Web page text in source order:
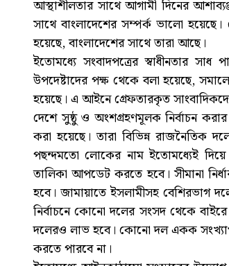
আস্থাশীলতার সাথে আগামী দিনের
সাথে বাংলাদেশের সম্পর্ক ভালো
হয়েছে, বাংলাদেশের সাথে তারা আছে।
ইতোমধ্যে সংবাদপত্রের স্বাধীনতার
উপদেষ্টাদের পক্ষ থেকে বলা হয়েছে,
হয়েছে। এ আইনে গ্রেফতারকৃত
দেশে সুষ্ঠু ও অংশগ্রহণমূলক নির্বাচন
করা হয়েছে। তারা বিভিন্ন
পছন্দমতো লোকের নাম ইতোমধ্যেই দিয়ে
তালিকা আপডেট করতে হবে। সীমানা
হবে। জামায়াতে ইসলামীসহ বেশিরভাগ
নির্বাচনে কোনো দলের সংসদ থেকে
দলেরও লাভ হবে। কোনো দল একক
করতে পারবে না।